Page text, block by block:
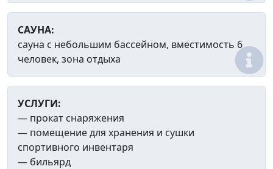
САУНА:
сауна с небольшим бассейном, вместимость 6
человек, зона отдыха
УСЛУГИ:
— прокат снаряжения
— помещение для хранения и сушки
спортивного инвентаря
— бильярд